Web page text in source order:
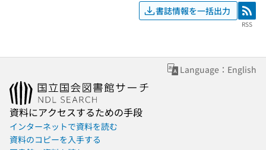
書誌情報を一括出力 RSS
RSS
Language：English
資料にアクセスするための手段
インターネットで資料を読む
資料のコピーを入手する